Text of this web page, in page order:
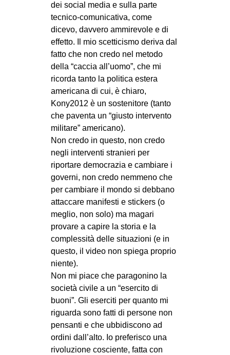
dei social media e sulla parte
tecnico-comunicativa, come
dicevo, davvero ammirevole e di
effetto. Il mio scetticismo deriva dal
fatto che non credo nel metodo
della “caccia all’uomo”, che mi
ricorda tanto la politica estera
americana di cui, è chiaro,
Kony2012 è un sostenitore (tanto
che paventa un “giusto intervento
militare” americano).
Non credo in questo, non credo
negli interventi stranieri per
riportare democrazia e cambiare i
governi, non credo nemmeno che
per cambiare il mondo si debbano
attaccare manifesti e stickers (o
meglio, non solo) ma magari
provare a capire la storia e la
complessità delle situazioni (e in
questo, il video non spiega proprio
niente).
Non mi piace che paragonino la
società civile a un “esercito di
buoni”. Gli eserciti per quanto mi
riguarda sono fatti di persone non
pensanti e che ubbidiscono ad
ordini dall’alto. Io preferisco una
rivoluzione cosciente, fatta con